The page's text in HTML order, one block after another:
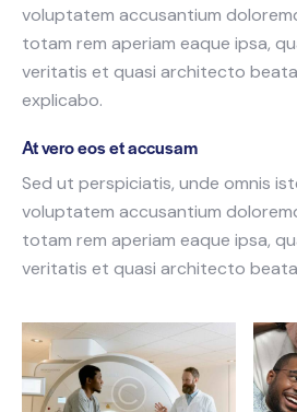
voluptatem accusantium
totam rem aperiam eaque ipsa,
veritatis et quasi architecto
explicabo.
At vero eos et accusam
Sed ut perspiciatis, unde omnis
voluptatem accusantium
totam rem aperiam eaque ipsa,
veritatis et quasi architecto